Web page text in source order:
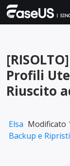
Profili
Riuscito
Elsa Modificato
Backup e